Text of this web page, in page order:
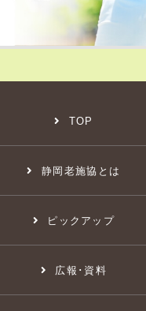
TOP
静岡老施協とは
ピックアップ
広報･資料